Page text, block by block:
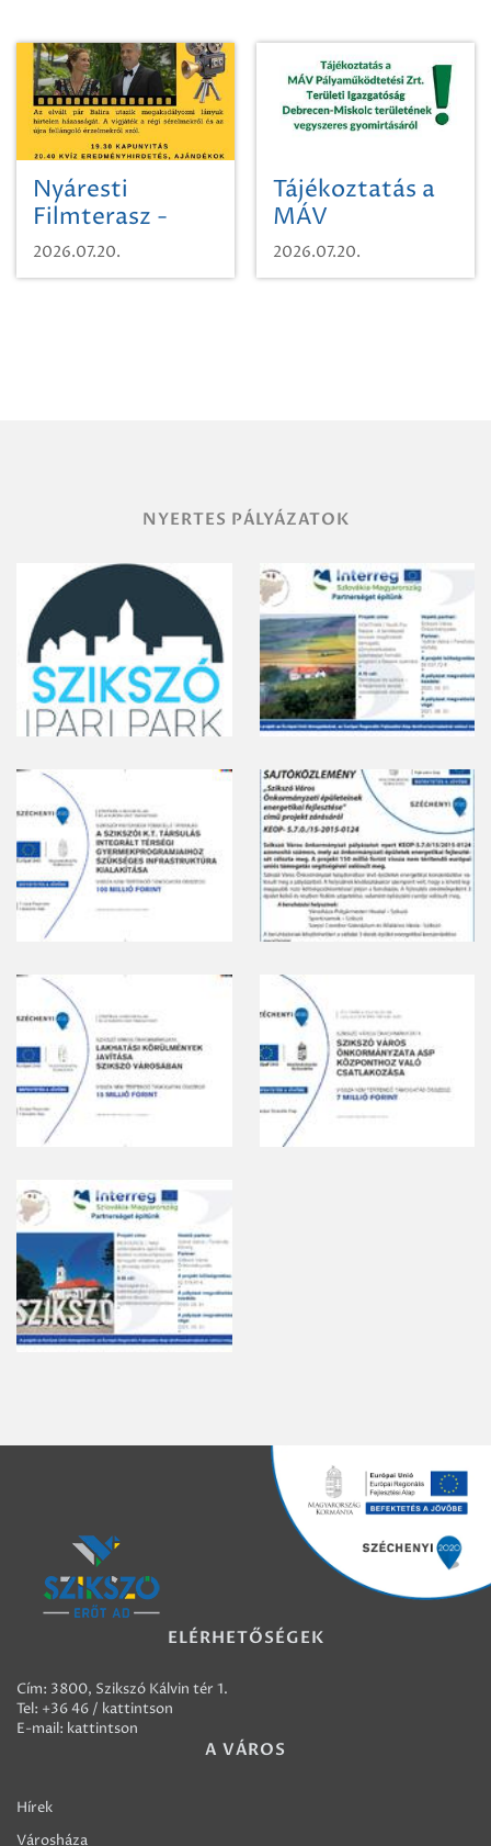
Nyáresti
Filmterasz -
Beugró a
Paradicsomba
2026.07.20.
Tájékoztatás a
MÁV
Pályaműködtetési
Zrt. Területi
2026.07.20.
NYERTES PÁLYÁZATOK
ELÉRHETŐSÉGEK
Cím: 3800, Szikszó Kálvin tér 1.
Tel: +36 46 / kattintson
E-mail: kattintson
A VÁROS
Hírek
Városháza